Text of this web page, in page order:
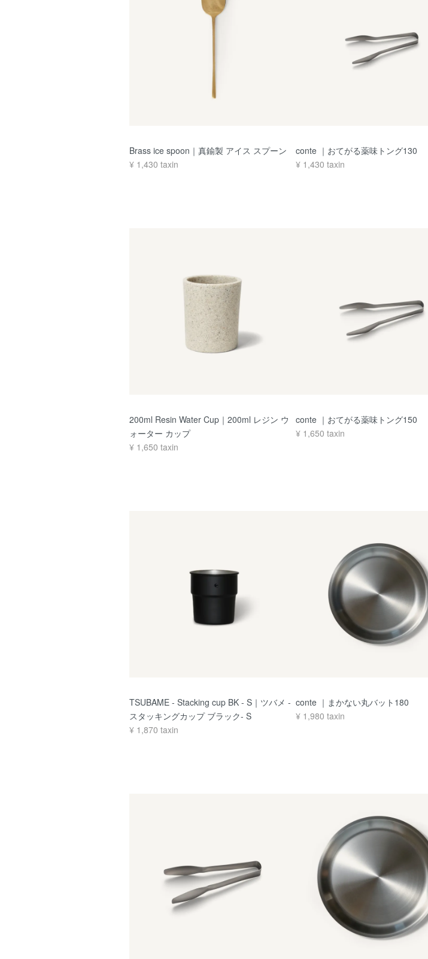
Brass ice spoon｜真鍮製 アイス スプーン
¥ 1,430 taxin
conte ｜おてがる薬味トング130
¥ 1,430 taxin
200ml Resin Water Cup｜200ml レジン ウ
ォーター カップ
¥ 1,650 taxin
conte ｜おてがる薬味トング150
¥ 1,650 taxin
TSUBAME - Stacking cup BK - S｜ツバメ -
スタッキングカップ ブラック- S
¥ 1,870 taxin
conte ｜まかない丸バット180
¥ 1,980 taxin